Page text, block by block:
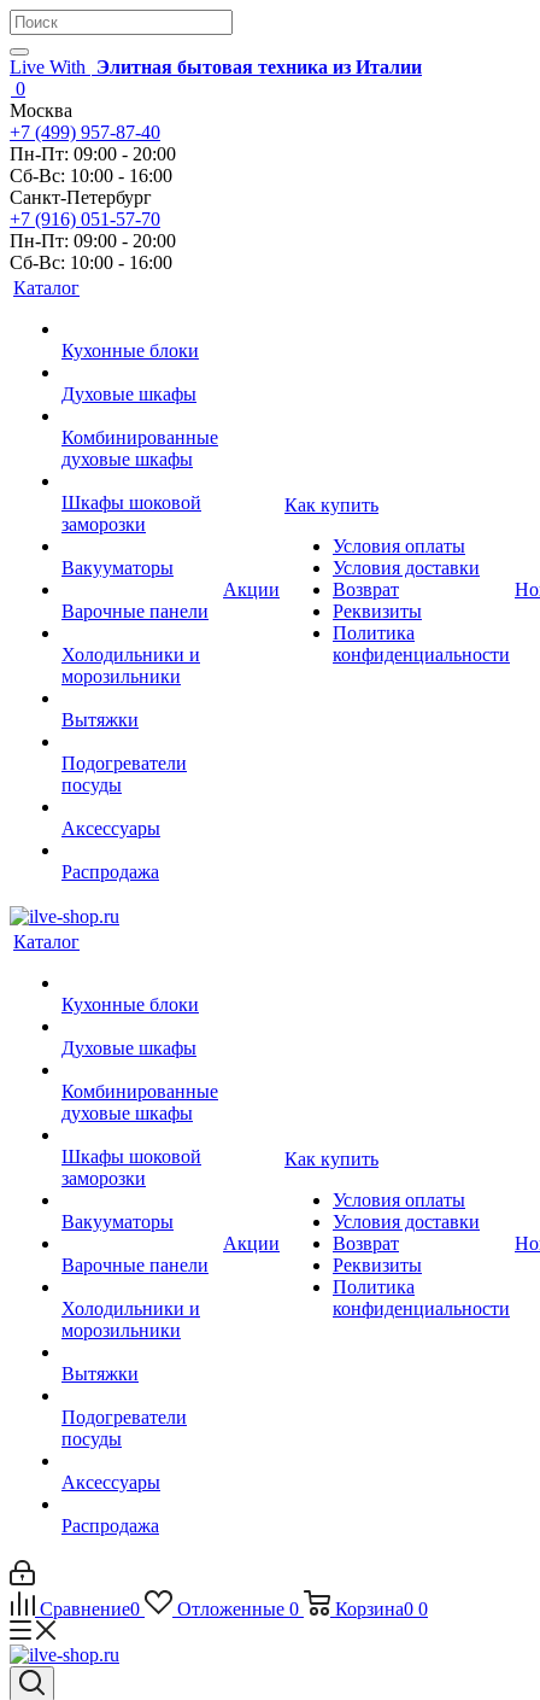
Live With
Элитная бытовая техника из Италии
0
Москва
+7 (499) 957-87-40
Пн-Пт: 09:00 - 20:00
Сб-Вс: 10:00 - 16:00
Санкт-Петербург
+7 (916) 051-57-70
Пн-Пт: 09:00 - 20:00
Сб-Вс: 10:00 - 16:00
Каталог
Кухонные блоки
Духовые шкафы
Комбинированные
духовые шкафы
Шкафы шоковой
заморозки
Вакууматоры
Варочные панели
Холодильники и
морозильники
Вытяжки
Подогреватели
посуды
Аксессуары
Распродажа
Акции
Как купить
Условия оплаты
Условия доставки
Возврат
Реквизиты
Политика
конфиденциальности
Каталог
Кухонные блоки
Духовые шкафы
Комбинированные
духовые шкафы
Шкафы шоковой
заморозки
Вакууматоры
Варочные панели
Холодильники и
морозильники
Вытяжки
Подогреватели
посуды
Аксессуары
Распродажа
Акции
Как купить
Условия оплаты
Условия доставки
Возврат
Реквизиты
Политика
конфиденциальности
Сравнение0 Отложенные 0 Корзина0 0